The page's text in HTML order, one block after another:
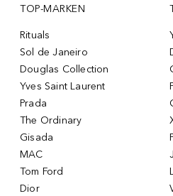
TOP-MARKEN
Rituals
Sol de Janeiro
Douglas Collection
Yves Saint Laurent
Prada
The Ordinary
Gisada
MAC
Tom Ford
Dior